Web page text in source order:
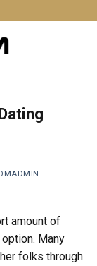
amount of
Many
folks through